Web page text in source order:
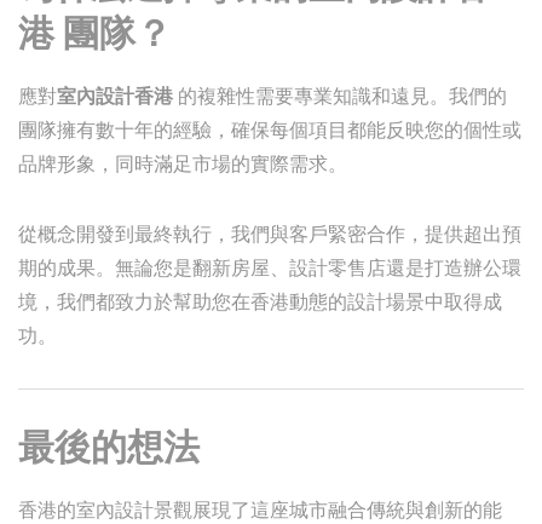
港團隊？
應對室內設計香港 的複雜性需要專業知識和遠見。我們的
團隊擁有數十年的經驗，確保每個項目都能反映您的個性或
品牌形象，同時滿足市場的實際需求。
從概念開發到最終執行，我們與客戶緊密合作，提供超出預
期的成果。無論您是翻新房屋、設計零售店還是打造辦公環
境，我們都致力於幫助您在香港動態的設計場景中取得成
功。
最後的想法
香港的室內設計景觀展現了這座城市融合傳統與創新的能